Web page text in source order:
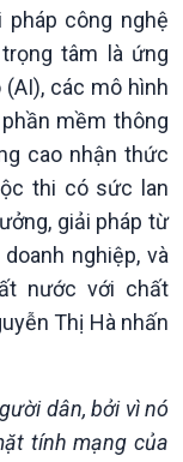
& Biển đảo
nghiệp & Biển
Việt Nam
biên giới và hải
biển, đảo Việt
pháp công nghệ
tâm là ứng
các mô hình
mềm thông
cao nhận thức
thi có sức lan
giải pháp từ
nghiệp, và
nước với chất
Thị Hà nhấn
dân, bởi vì nó
tính mạng của